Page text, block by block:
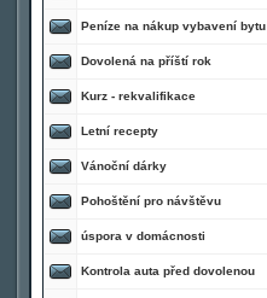
Peníze na nákup vybavení bytu
Dovolená na příští rok
Kurz - rekvalifikace
Letní recepty
Vánoční dárky
Pohoštění pro návštěvu
úspora v domácnosti
Kontrola auta před dovolenou